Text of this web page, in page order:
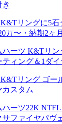
リングに5石
万〜・納期2ヶ
リング ゴー
カスタム